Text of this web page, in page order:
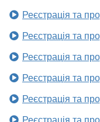
Реєстрація та
Реєстрація та
Реєстрація та
Реєстрація та
Реєстрація та